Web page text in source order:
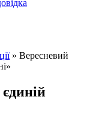
» Вересневий